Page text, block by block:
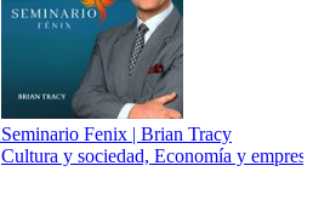
Seminario Fenix | Brian Tracy
Cultura y sociedad, Economía y